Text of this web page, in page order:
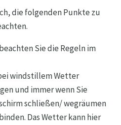
die folgenden Punkte zu
Sie die Regeln im
windstillem Wetter
und immer wenn Sie
schließen/ wegräumen
Das Wetter kann hier